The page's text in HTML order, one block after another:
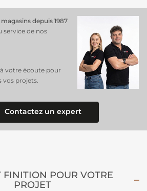
coussins pastel ou des rideaux légers
enchanteur.
magasins depuis 1987
service de nos
votre écoute pour
projets.
Contactez un expert
FINITION POUR VOTRE
PROJET